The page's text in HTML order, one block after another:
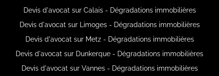
Devis d'avocat sur Calais - Dégradations immobilières
Devis d'avocat sur Limoges - Dégradations immobilières
Devis d'avocat sur Metz - Dégradations immobilières
Devis d'avocat sur Dunkerque - Dégradations immobilières
Devis d'avocat sur Vannes - Dégradations immobilières